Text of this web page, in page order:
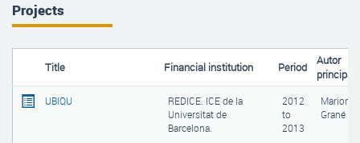
Projects
Title Financial institution Period
Autor
principal
UBIQU
REDICE. ICE de la
Universitat de
Barcelona.
2012
to
2013
Mariona
Grané